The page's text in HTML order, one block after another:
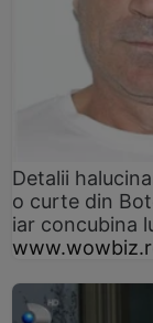
Detalii
o curte din
iar concubina